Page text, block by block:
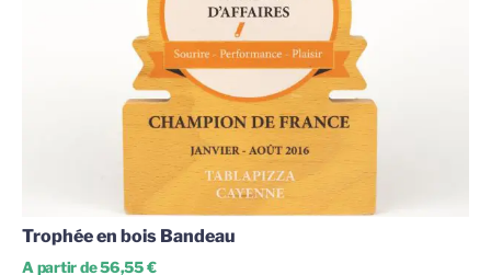
Trophée en bois Bandeau
A partir de 56,55 €